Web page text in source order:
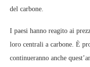
del carbone.
I paesi hanno reagito ai
loro centrali a carbone. È
continueranno anche